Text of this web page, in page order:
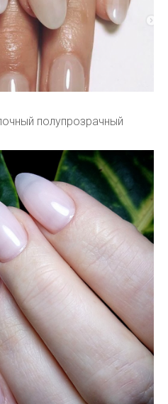
полупрозрачный